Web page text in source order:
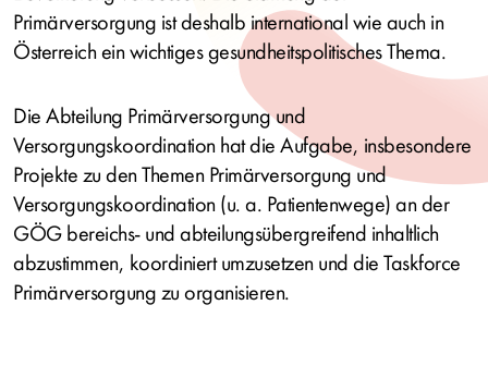
Primärversorgung ist deshalb international wie auch in
Österreich ein wichtiges gesundheitspolitisches Thema.
Die Abteilung Primärversorgung und
Versorgungskoordination hat die Aufgabe, insbesondere
Projekte zu den Themen Primärversorgung und
Versorgungskoordination (u. a. Patientenwege) an der
GÖG bereichs- und abteilungsübergreifend inhaltlich
abzustimmen, koordiniert umzusetzen und die Taskforce
Primärversorgung zu organisieren.